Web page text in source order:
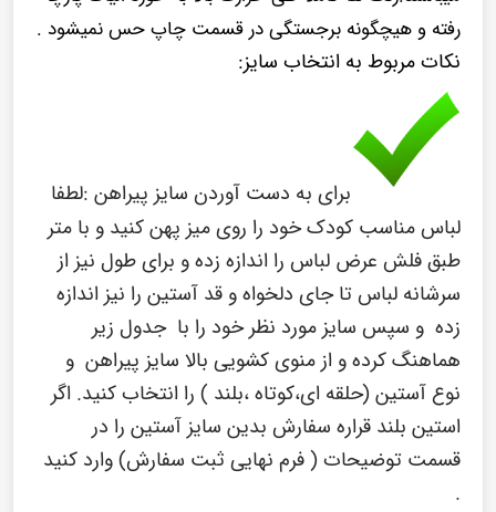
رفته و هیچگونه برجستگی در قسمت چاپ حس نمیشود .
نکات مربوط به انتخاب سایز:
برای به دست آوردن سایز پیراهن :لطفا
لباس مناسب کودک خود را روی میز پهن کنید و با متر
طبق فلش عرض لباس را اندازه زده و برای طول نیز از
سرشانه لباس تا جای دلخواه و قد آستین را نیز اندازه
زده و سپس سایز مورد نظر خود را با جدول زیر
هماهنگ کرده و از منوی کشویی بالا سایز پیراهن و
نوع آستین (حلقه ای،کوتاه ،بلند ) را انتخاب کنید. اگر
استین بلند قرارهسفارش بدین سایز آستین را در
قسمت توضیحات ( فرم نهایی ثبت سفارش) وارد کنید
.